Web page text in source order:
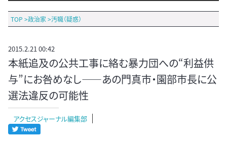
TOP >政治家 >汚職（疑惑）
2015.2.21 00:42
本紙追及の公共工事に絡む暴力団への“利益供
与”にお咎めなし――あの門真市・園部市長に公
選法違反の可能性
アクセスジャーナル編集部